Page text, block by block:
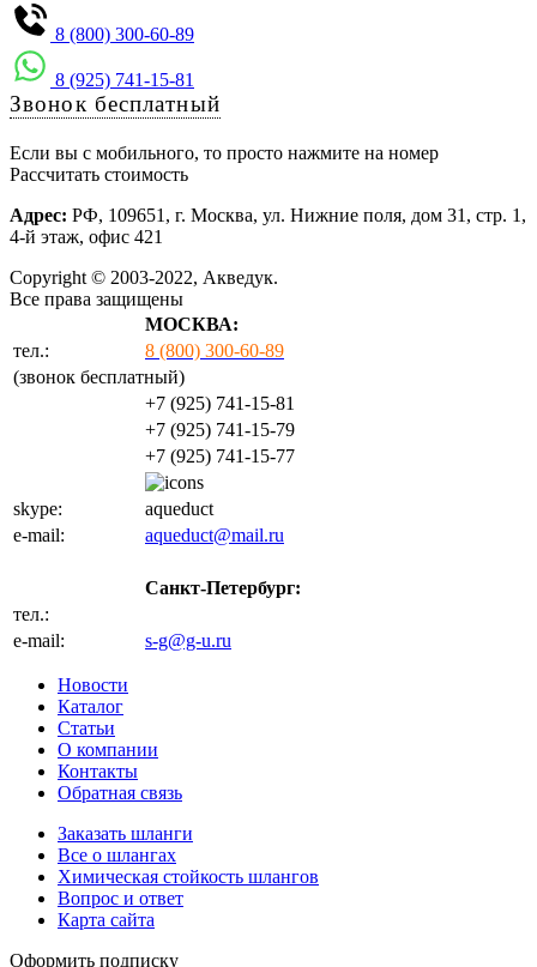
8 (800) 300-60-89
8 (925) 741-15-81
Звонок бесплатный
Если вы с мобильного, то просто нажмите на номер
Рассчитать стоимость
Адрес: РФ, 109651, г. Москва, ул. Нижние поля, дом 31, стр. 1,
4-й этаж, офис 421
Copyright © 2003-2022, Акведук.
Все права защищены
МОСКВА:
тел.:
8 (800) 300-60-89
(звонок бесплатный)
+7 (925) 741-15-81
+7 (925) 741-15-79
+7 (925) 741-15-77
skype:
aqueduct
e-mail:
aqueduct@mail.ru
Санкт-Петербург:
тел.:
e-mail:
s-g@g-u.ru
Новости
Каталог
Статьи
О компании
Контакты
Обратная связь
Заказать шланги
Все о шлангах
Химическая стойкость шлангов
Вопрос и ответ
Карта сайта
Оформить подписку